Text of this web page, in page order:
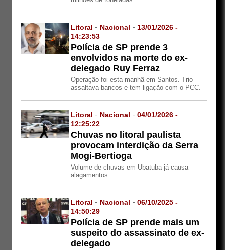
Litoral - Nacional - 13/01/2026 -
14:23:53
Polícia de SP prende 3
envolvidos na morte do ex-
delegado Ruy Ferraz
Operação foi esta manhã em Santos. Trio
assaltava bancos e tem ligação com o PCC.
Litoral - Nacional -04/01/2026 -
12:25:22
Chuvas no litoral paulista
provocam interdição da Serra
Mogi-Bertioga
Volume de chuvas em Ubatuba já causa
alagamentos
Litoral - Nacional -06/10/2025 -
14:50:29
Polícia de SP prende mais um
suspeito do assassinato de ex-
delegado